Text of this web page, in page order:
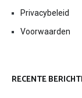
Privacybeleid
Voorwaarden
RECENTE